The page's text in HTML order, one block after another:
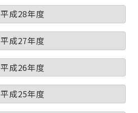
平成28年度
平成27年度
平成26年度
平成25年度